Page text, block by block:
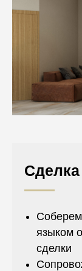
Сделка
языком
сделки